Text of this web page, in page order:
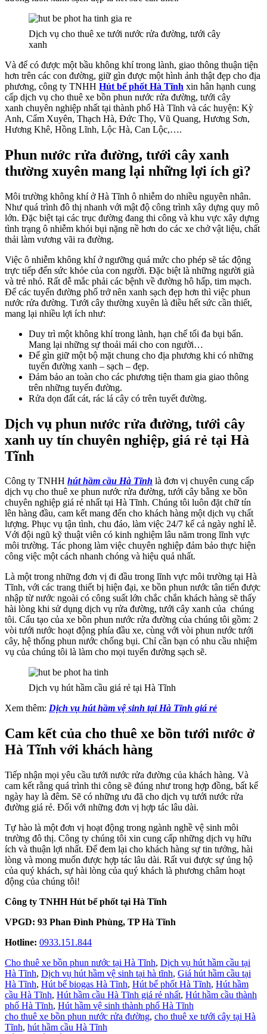
Dịch vụ cho thuê xe tưới nước rửa đường, tưới cây
xanh
Và để có được một bầu không khí trong lành, giao thông thuận tiện
hơn trên các con đường, giữ gìn được một hình ảnh thật đẹp cho địa
phương, công ty TNHH Hút bể phốt Hà Tĩnh xin hân hạnh cung
cấp dịch vụ cho thuê xe bồn phun nước rửa đường, tưới cây
xanh chuyên nghiệp nhất tại thành phố Hà Tĩnh và các huyện: Kỳ
Anh, Cẩm Xuyên, Thạch Hà, Đức Thọ, Vũ Quang, Hương Sơn,
Hương Khê, Hồng Lĩnh, Lộc Hà, Can Lộc,….
Phun nước rửa đường, tưới cây xanh
thường xuyên mang lại những lợi ích gì?
Môi trường không khí ở Hà Tĩnh ô nhiễm do nhiều nguyên nhân.
Như quá trình đô thị nhanh với mật độ công trình xây dựng quy mô
lớn. Đặc biệt tại các trục đường đang thi công và khu vực xây dựng
tình trạng ô nhiễm khói bụi nặng nề hơn do các xe chở vật liệu, chất
thải làm vương vãi ra đường.
Việc ô nhiễm không khí ở ngưỡng quá mức cho phép sẽ tác động
trực tiếp đến sức khỏe của con người. Đặc biệt là những người già
và trẻ nhỏ. Rất dễ mắc phải các bệnh về đường hô hấp, tim mạch.
Để các tuyến đường phố trở nên xanh sạch đẹp hơn thì việc phun
nước rửa đường. Tưới cây thường xuyên là điều hết sức cần thiết,
mang lại nhiều lợi ích như:
Duy trì một không khí trong lành, hạn chế tối đa bụi bẩn.
Mang lại những sự thoải mái cho con người…
Để gìn giữ một bộ mặt chung cho địa phương khi có những
tuyến đường xanh – sạch – đẹp.
Đảm bảo an toàn cho các phương tiện tham gia giao thông
trên những tuyến đường.
Rửa dọn đất cát, rác lá cây có trên tuyết đường.
Dịch vụ phun nước rửa đường, tưới cây
xanh uy tín chuyên nghiệp, giá rẻ tại Hà
Tĩnh
Công ty TNHH hút hầm cầu Hà Tĩnh là đơn vị chuyên cung cấp
dịch vụ cho thuê xe phun nước rửa đường, tưới cây bằng xe bồn
chuyên nghiệp giá rẻ nhất tại Hà Tĩnh. Chúng tôi luôn đặt chữ tín
lên hàng đầu, cam kết mang đến cho khách hàng một dịch vụ chất
lượng. Phục vụ tận tình, chu đáo, làm việc 24/7 kể cả ngày nghỉ lễ.
Với đội ngũ kỹ thuật viên có kinh nghiệm lâu năm trong lĩnh vực
môi trường. Tác phong làm việc chuyên nghiệp đảm bảo thực hiện
công việc một cách nhanh chóng và hiệu quả nhất.
Là một trong những đơn vị đi đầu trong lĩnh vực môi trường tại Hà
Tĩnh, với các trang thiết bị hiện đại, xe bồn phun nước tân tiến được
nhập từ nước ngoài có công suất lớn chắc chắn khách hàng sẽ thấy
hài lòng khi sử dụng dịch vụ rửa đường, tưới cây xanh của chúng
tôi. Cấu tạo của xe bồn phun nước rửa đường của chúng tôi gồm: 2
vòi tưới nước hoạt động phía đầu xe, cùng với vòi phun nước tưới
cây, hệ thống phun nước chống bụi. Chỉ cần bạn có nhu cầu nhiệm
vụ của chúng tôi là làm cho mọi tuyến đường sạch sẽ.
Dịch vụ hút hầm cầu giá rẻ tại Hà Tĩnh
Xem thêm: Dịch vụ hút hầm vệ sinh tại Hà Tĩnh giá rẻ
Cam kết của cho thuê xe bồn tưới nước ở
Hà Tĩnh với khách hàng
Tiếp nhận mọi yêu cầu tưới nước rửa đường của khách hàng. Và
cam kết rằng quá trình thi công sẽ đúng như trong hợp đồng, bất kể
ngày hay là đêm. Sẽ có những ưu đã cho dịch vụ tưới nước rửa
đường giá rẻ. Đối với những đơn vị hợp tác lâu dài.
Tự hào là một đơn vị hoạt động trong ngành nghề vệ sinh môi
trường đô thị. Công ty chúng tôi xin cung cấp những dịch vụ hữu
ích và thuận lợi nhất. Để đem lại cho khách hàng sự tin tưởng, hài
lòng và mong muốn được hợp tác lâu dài. Rất vui được sự ủng hộ
của quý khách, sự hài lòng của quý khách là phương châm hoạt
động của chúng tôi!
Công ty TNHH Hút bể phốt tại Hà Tĩnh
VPGD: 93 Phan Đình Phùng, TP Hà Tĩnh
Hotline: 0933.151.844
Cho thuê xe bồn phun nước tại Hà Tĩnh, Dịch vụ hút hầm cầu tại
Hà Tĩnh, Dịch vụ hút hầm vệ sinh tại hà tĩnh, Giá hút hầm cầu tại
Hà Tĩnh, Hút bể biogas Hà Tĩnh, Hút bể phốt Hà Tĩnh, Hút hầm
cầu Hà Tĩnh, Hút hầm cầu Hà Tĩnh giá rẻ nhất, Hút hầm cầu thành
phố Hà Tĩnh, Hút hầm vệ sinh thành phố Hà Tĩnh
cho thuê xe bồn phun nước rửa đường, cho thuê xe tưới cây tại Hà
Tĩnh, hút hầm cầu Hà Tĩnh